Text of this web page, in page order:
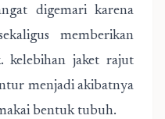
digemari karena
memberikan
kelebihan jaket rajut
menjadi akibatnya
bentuk tubuh.